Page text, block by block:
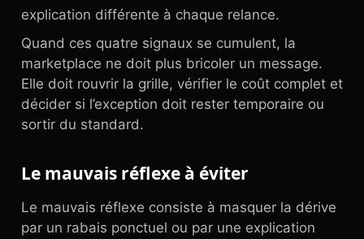
explication différente à chaque relance.
Quand ces quatre signaux se cumulent, la
marketplace ne doit plus bricoler un message.
Elle doit rouvrir la grille, vérifier le coût complet et
décider si l’exception doit rester temporaire ou
sortir du standard.
Le mauvais réflexe à éviter
Le mauvais réflexe consiste à masquer la dérive
par un rabais ponctuel ou par une explication